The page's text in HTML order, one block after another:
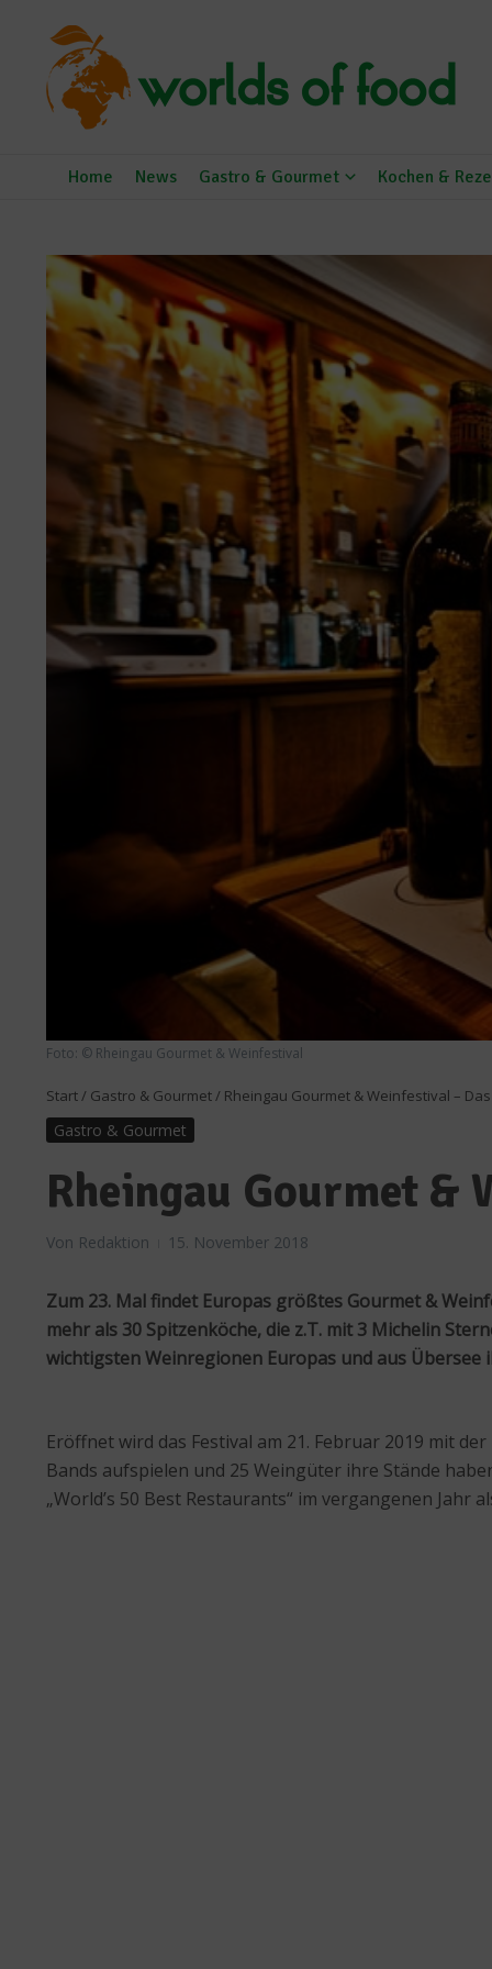
Home News Gastro & Gourmet Kochen &
Foto: © Rheingau Gourmet & Weinfestival
Start/ Gastro & Gourmet/ Rheingau Gourmet & Weinfestival –
Gastro & Gourmet
Rheingau Gourmet &
Von Redaktion 15. November 2018
Zum 23. Mal findet Europas größtes Gourmet &
mehr als 30 Spitzenköche, die z.T. mit 3 Michelin
wichtigsten Weinregionen Europas und aus Übersee
Eröffnet wird das Festival am 21. Februar 2019 mit
Bands aufspielen und 25 Weingüter ihre Stände
„World’s 50 Best Restaurants“ im vergangenen Jahr